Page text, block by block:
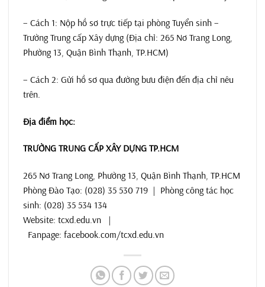
– Cách 1: Nộp hồ sơ trực tiếp tại phòng Tuyển sinh –
Trường Trung cấp Xây dựng (Địa chỉ: 265 Nơ Trang Long,
Phường 13, Quận Bình Thạnh, TP.HCM)
– Cách 2: Gửi hồ sơ qua đường bưu điện đến địa chỉ nêu
trên.
Địa điểm học:
TRƯỜNG TRUNG CẤP XÂY DỰNG TP.HCM
265 Nơ Trang Long, Phường 13, Quận Bình Thạnh, TP.HCM
Phòng Đào Tạo: (028) 35 530 719 | Phòng công tác học
sinh: (028) 35 534 134
Website: tcxd.edu.vn |
Fanpage: facebook.com/tcxd.edu.vn